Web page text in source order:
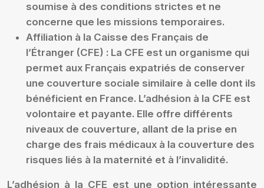
soumise à des conditions strictes et ne
concerne que les missions temporaires.
Affiliation à la Caisse des Français de
l’Étranger (CFE) : La CFE est un organisme qui
permet aux Français expatriés de conserver
une couverture sociale similaire à celle dont ils
bénéficient en France. L’adhésion à la CFE est
volontaire et payante. Elle offre différents
niveaux de couverture, allant de la prise en
charge des frais médicaux à la couverture des
risques liés à la maternité et à l’invalidité.
L’adhésion à la CFE est une option intéressante